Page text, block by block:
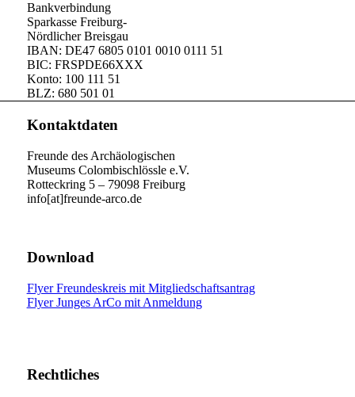
Bankverbindung
Sparkasse Freiburg-
Nördlicher Breisgau
IBAN: DE47 6805 0101 0010 0111 51
BIC: FRSPDE66XXX
Konto: 100 111 51
BLZ: 680 501 01
Kontaktdaten
Freunde des Archäologischen
Museums Colombischlössle e.V.
Rotteckring 5 – 79098 Freiburg
info[at]freunde-arco.de
Download
Flyer Freundeskreis mit Mitgliedschaftsantrag
Flyer Junges ArCo mit Anmeldung
Rechtliches